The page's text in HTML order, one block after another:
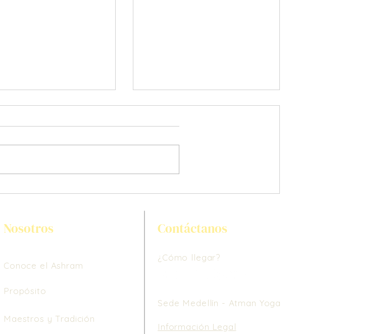
la escuelita, limpié
Nosotros Contáctanos
Conoce el Ashram
¿Cómo llegar?
Propósito
Sede Medellín - Atman Yoga
Maestros y Tradición
Información Legal